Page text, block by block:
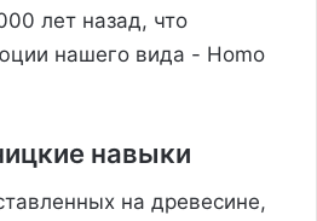
лет назад, что
нашего вида - Homo
навыки
на древесине,